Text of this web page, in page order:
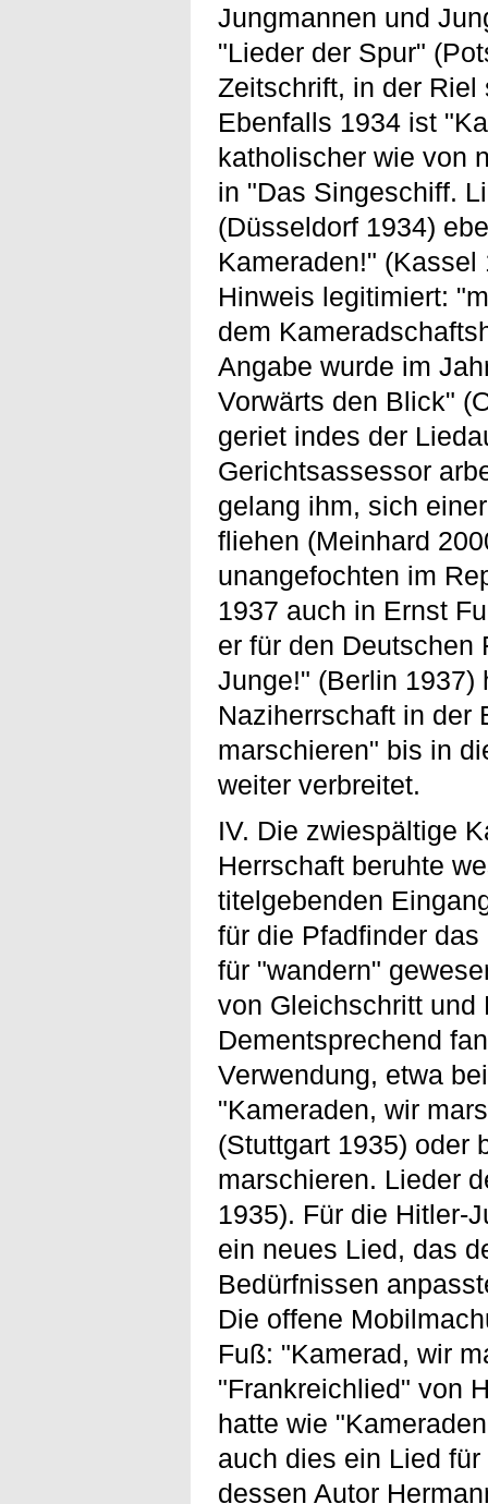
Jungmannen und
"Lieder der Spur"
Zeitschrift, in der
Ebenfalls 1934 ist
katholischer wie von
in "Das Singeschiff.
(Düsseldorf 1934)
Kameraden!"
Hinweis legitimiert:
dem
Angabe wurde im
Vorwärts den Blick"
geriet indes der
Gerichtsassessor
gelang ihm, sich
fliehen (Meinhard
unangefochten im
1937 auch in Ernst
er für den Deutschen
Junge!" (Berlin 1937)
Naziherrschaft in der
marschieren" bis in
weiter verbreitet.
IV. Die zwiespältige
Herrschaft beruhte
titelgebenden
für die Pfadfinder
für "wandern"
von Gleichschritt und
Dementsprechend
Verwendung, etwa
"Kameraden, wir
(Stuttgart 1935) oder
marschieren. Lieder
1935). Für die Hitler-
ein neues Lied, das
Bedürfnissen
Die offene
Fuß: "Kamerad, wir
"Frankreichlied" von
hatte wie
auch dies ein Lied
dessen Autor